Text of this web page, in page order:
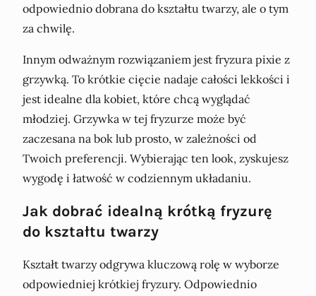
odpowiednio dobrana do kształtu twarzy, ale o tym
za chwilę.
Innym odważnym rozwiązaniem jest fryzura pixie z
grzywką. To krótkie cięcie nadaje całości lekkości i
jest idealne dla kobiet, które chcą wyglądać
młodziej. Grzywka w tej fryzurze może być
zaczesana na bok lub prosto, w zależności od
Twoich preferencji. Wybierając ten look, zyskujesz
wygodę i łatwość w codziennym układaniu.
Jak dobrać idealną krótką fryzurę
do kształtu twarzy
Kształt twarzy odgrywa kluczową rolę w wyborze
odpowiedniej krótkiej fryzury. Odpowiednio